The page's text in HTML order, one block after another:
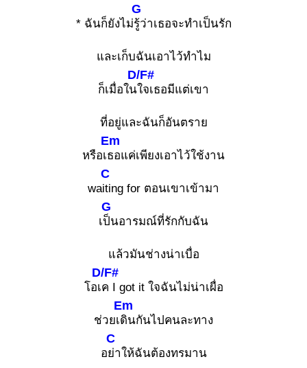
* ฉันก็ยังไม่
G
รู้ว่าเธอจะทำเป็นรัก
และเก็บฉันเอาไว้ทำไม
ก็เมื่อใน
D/F#
ใจเธอมีแต่เขา
ที่อยู่และฉันก็อันตราย
หรือเ
Em
ธอแค่เพียงเอาไว้ใช้งาน
wa
C
iting for ตอนเขาเข้ามา
เ
G
ป็นอารมณ์ที่รักกับฉัน
แล้วมันช่างน่าเบื่อ
โอเ
D/F#
ค I got it ใจฉันไม่น่าเผื่อ
ช่วยเ
Em
ดินกันไปคนละทาง
อ
C
ย่าให้ฉันต้องทรมาน